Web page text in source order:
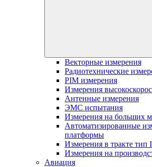
Векторные измерения
Радиотехнические
PIM измерения
Измерения
Антенные измерения
ЭМС испытания
Измерения на больших
Автоматизированные
платформы
Измерения в тракте
Измерения на
Авиация